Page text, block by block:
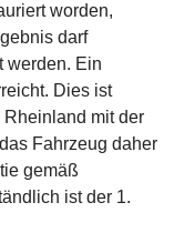
worden,
darf
werden. Ein
Dies ist
mit der
Fahrzeug daher
gemäß
ist der 1.